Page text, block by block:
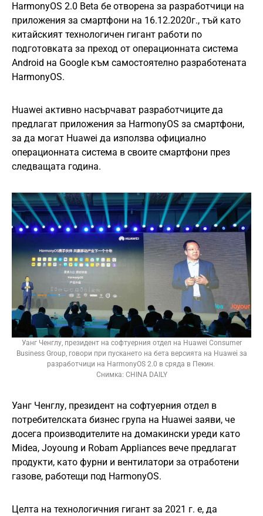
HarmonyOS 2.0 Beta бе отворена за разработчици на
приложения за смартфони на 16.12.2020г., тъй като
китайският технологичен гигант работи по
подготовката за преход от операционната система
Android на Google към самостоятелно разработената
HarmonyOS.
Huawei активно насърчават разработчиците да
предлагат приложения за HarmonyOS за смартфони,
за да могат Huawei да използва официално
операционната система в своите смартфони през
следващата година.
Уанг Ченглу, президент на софтуерния отдел на Huawei Consumer
Business Group, говори при пускането на бета версията на Huawei за
разработчици на HarmonyOS 2.0 в сряда в Пекин.
Снимка: CHINA DAILY
Уанг Ченглу, президент на софтуерния отдел в
потребителската бизнес група на Huawei заяви, че
досега производителите на домакински уреди като
Midea, Joyoung и Robam Appliances вече предлагат
продукти, като фурни и вентилатори за отработени
газове, работещи под HarmonyOS.
Целта на технологичния гигант за 2021 г. е, да